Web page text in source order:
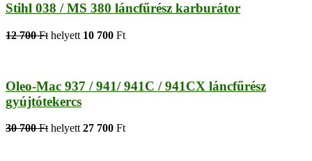
Stihl 038 / MS 380 láncfűrész karburátor
12 700 Ft helyett 10 700 Ft
Oleo-Mac 937 / 941/ 941C / 941CX láncfűrész
gyújtótekercs
30 700 Fthelyett27 700 Ft